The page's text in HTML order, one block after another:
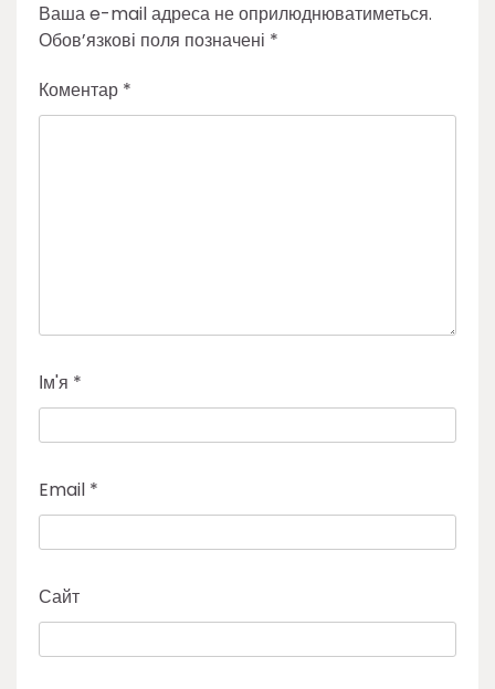
Ваша e-mail адреса не оприлюднюватиметься.
Обов’язкові поля позначені *
Коментар *
Ім'я *
Email *
Сайт